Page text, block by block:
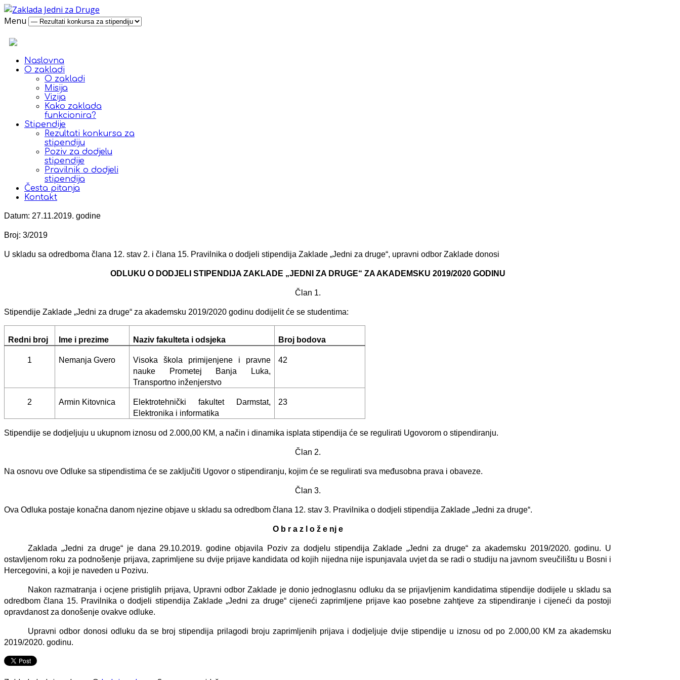
Menu
Naslovna
O zakladi
O zakladi
Misija
Vizija
Kako zaklada
funkcionira?
Stipendije
Rezultati konkursa za
stipendiju
Poziv za dodjelu
stipendije
Pravilnik o dodjeli
stipendija
Česta pitanja
Kontakt
Datum: 27.11.2019. godine
Broj: 3/2019
U skladu sa odredboma člana 12. stav 2. i člana 15. Pravilnika o dodjeli stipendija Zaklade „Jedni za druge“, upravni odbor Zaklade donosi
ODLUKU O DODJELI STIPENDIJA ZAKLADE „JEDNI ZA DRUGE“ ZA AKADEMSKU 2019/2020 GODINU
Član 1.
Stipendije Zaklade „Jedni za druge“ za akademsku 2019/2020 godinu dodijelit će se studentima:
Redni broj Ime i prezime Naziv fakulteta i odsjeka Broj bodova
1 Nemanja Gvero
Visoka škola primijenjene i pravne
nauke Prometej Banja Luka,
Transportno inženjerstvo
42
2 Armin Kitovnica
Elektrotehnički fakultet Darmstat,
Elektronika i informatika
23
Stipendije se dodjeljuju u ukupnom iznosu od 2.000,00 KM, a način i dinamika isplata stipendija će se regulirati Ugovorom o stipendiranju.
Član 2.
Na osnovu ove Odluke sa stipendistima će se zaključiti Ugovor o stipendiranju, kojim će se regulirati sva međusobna prava i obaveze.
Član 3.
Ova Odluka postaje konačna danom njezine objave u skladu sa odredbom člana 12. stav 3. Pravilnika o dodjeli stipendija Zaklade „Jedni za druge“.
O b r a z l o ž e nj e
Zaklada „Jedni za druge“ je dana 29.10.2019. godine objavila Poziv za dodjelu stipendija Zaklade „Jedni za druge“ za akademsku 2019/2020. godinu. U
ostavljenom roku za podnošenje prijava, zaprimljene su dvije prijave kandidata od kojih nijedna nije ispunjavala uvjet da se radi o studiju na javnom sveučilištu u Bosni i
Hercegovini, a koji je naveden u Pozivu.
Nakon razmatranja i ocjene pristiglih prijava, Upravni odbor Zaklade je donio jednoglasnu odluku da se prijavljenim kandidatima stipendije dodijele u skladu sa
odredbom člana 15. Pravilnika o dodjeli stipendija Zaklade „Jedni za druge“ cijeneći zaprimljene prijave kao posebne zahtjeve za stipendiranje i cijeneći da postoji
opravdanost za donošenje ovakve odluke.
Upravni odbor donosi odluku da se broj stipendija prilagodi broju zaprimljenih prijava i dodjeljuje dvije stipendije u iznosu od po 2.000,00 KM za akademsku
2019/2020. godinu.